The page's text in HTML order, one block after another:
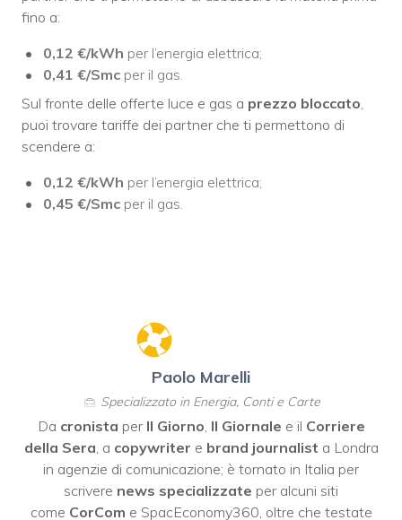
fino a:
0,12 €/kWh per l’energia elettrica;
0,41 €/Smc per il gas.
Sul fronte delle offerte luce e gas a prezzo bloccato,
puoi trovare tariffe dei partner che ti permettono di
scendere a:
0,12 €/kWh per l’energia elettrica;
0,45 €/Smc per il gas.
Paolo Marelli
Specializzato in Energia, Conti e Carte
Da cronista per Il Giorno, Il Giornale e il Corriere
della Sera, a copywriter e brand journalist a Londra
in agenzie di comunicazione; è tornato in Italia per
scrivere news specializzate per alcuni siti
come CorCom e SpacEconomy360, oltre che testate